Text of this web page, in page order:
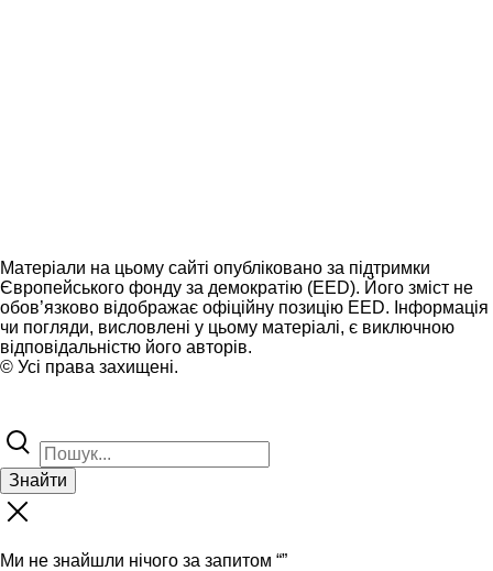
Матеріали на цьому сайті опубліковано за підтримки
Європейського фонду за демократію (EED). Його зміст не
обов’язково відображає офіційну позицію EED. Інформація
чи погляди, висловлені у цьому матеріалі, є виключною
відповідальністю його авторів.
© Усі права захищені.
Знайти
Ми не знайшли нічого за запитом “”